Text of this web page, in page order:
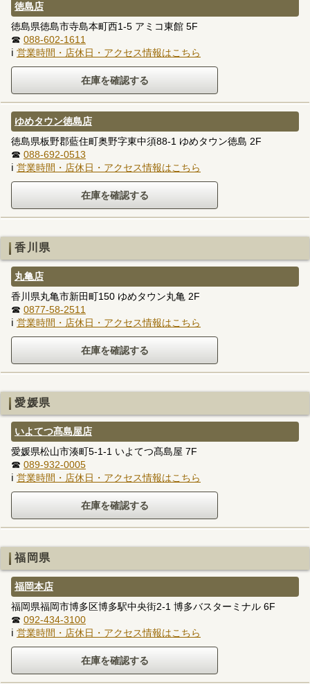
徳島店
徳島県徳島市寺島本町西1-5 アミコ東館 5F
☎ 088-602-1611
ℹ 営業時間・店休日・アクセス情報はこちら
ゆめタウン徳島店
徳島県板野郡藍住町奥野字東中須88-1 ゆめタウン徳島 2F
☎ 088-692-0513
ℹ 営業時間・店休日・アクセス情報はこちら
香川県
丸亀店
香川県丸亀市新田町150 ゆめタウン丸亀 2F
☎ 0877-58-2511
ℹ 営業時間・店休日・アクセス情報はこちら
愛媛県
いよてつ髙島屋店
愛媛県松山市湊町5-1-1 いよてつ髙島屋 7F
☎ 089-932-0005
ℹ 営業時間・店休日・アクセス情報はこちら
福岡県
福岡本店
福岡県福岡市博多区博多駅中央街2-1 博多バスターミナル 6F
☎ 092-434-3100
ℹ 営業時間・店休日・アクセス情報はこちら